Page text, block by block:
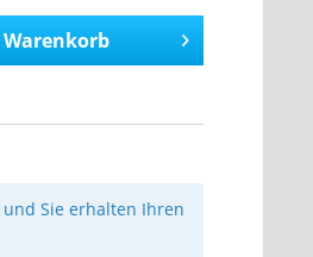
Warenkorb
und Sie erhalten Ihren